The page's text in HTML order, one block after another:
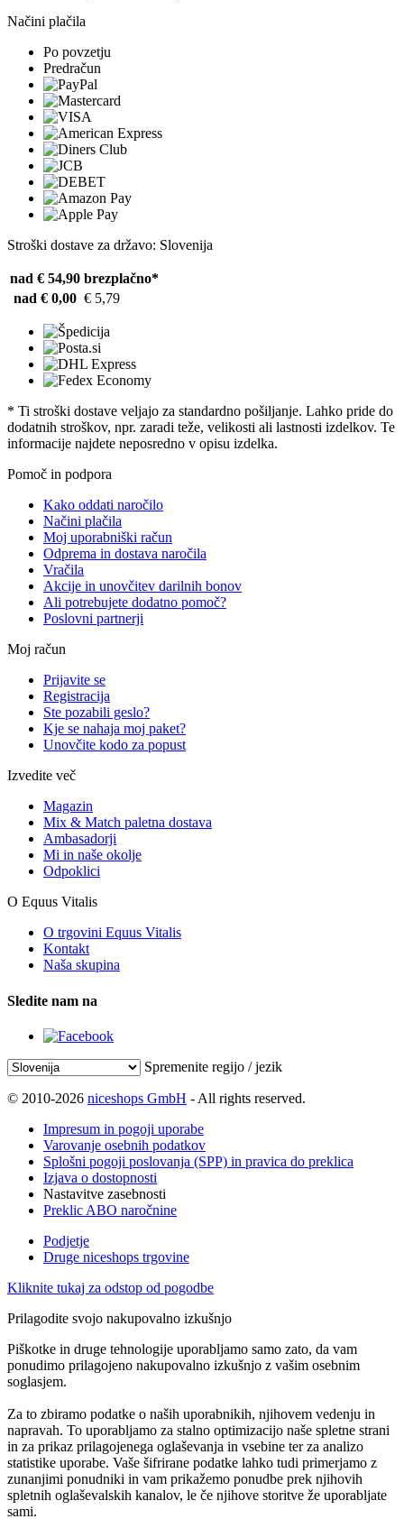
Načini plačila
Po povzetju
Predračun
Stroški dostave za državo: Slovenija
nad € 54,90 brezplačno*
nad € 0,00 € 5,79
* Ti stroški dostave veljajo za standardno pošiljanje. Lahko pride do
dodatnih stroškov, npr. zaradi teže, velikosti ali lastnosti izdelkov. Te
informacije najdete neposredno v opisu izdelka.
Pomoč in podpora
Kako oddati naročilo
Načini plačila
Moj uporabniški račun
Odprema in dostava naročila
Vračila
Akcije in unovčitev darilnih bonov
Ali potrebujete dodatno pomoč?
Poslovni partnerji
Moj račun
Prijavite se
Registracija
Ste pozabili geslo?
Kje se nahaja moj paket?
Unovčite kodo za popust
Izvedite več
Magazin
Mix & Match paletna dostava
Ambasadorji
Mi in naše okolje
Odpoklici
O Equus Vitalis
O trgovini Equus Vitalis
Kontakt
Naša skupina
Sledite nam na
Spremenite regijo / jezik
© 2010-2026 niceshops GmbH - All rights reserved.
Impresum in pogoji uporabe
Varovanje osebnih podatkov
Splošni pogoji poslovanja (SPP) in pravica do preklica
Izjava o dostopnosti
Nastavitve zasebnosti
Preklic ABO naročnine
Podjetje
Druge niceshops trgovine
Kliknite tukaj za odstop od pogodbe
Prilagodite svojo nakupovalno izkušnjo
Piškotke in druge tehnologije uporabljamo samo zato, da vam
ponudimo prilagojeno nakupovalno izkušnjo z vašim osebnim
soglasjem.
Za to zbiramo podatke o naših uporabnikih, njihovem vedenju in
napravah. To uporabljamo za stalno optimizacijo naše spletne strani
in za prikaz prilagojenega oglaševanja in vsebine ter za analizo
statistike uporabe. Vaše šifrirane podatke lahko tudi primerjamo z
zunanjimi ponudniki in vam prikažemo ponudbe prek njihovih
spletnih oglaševalskih kanalov, le če njihove storitve že uporabljate
sami.